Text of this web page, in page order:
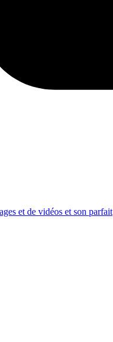
et de vidéos et son parfait